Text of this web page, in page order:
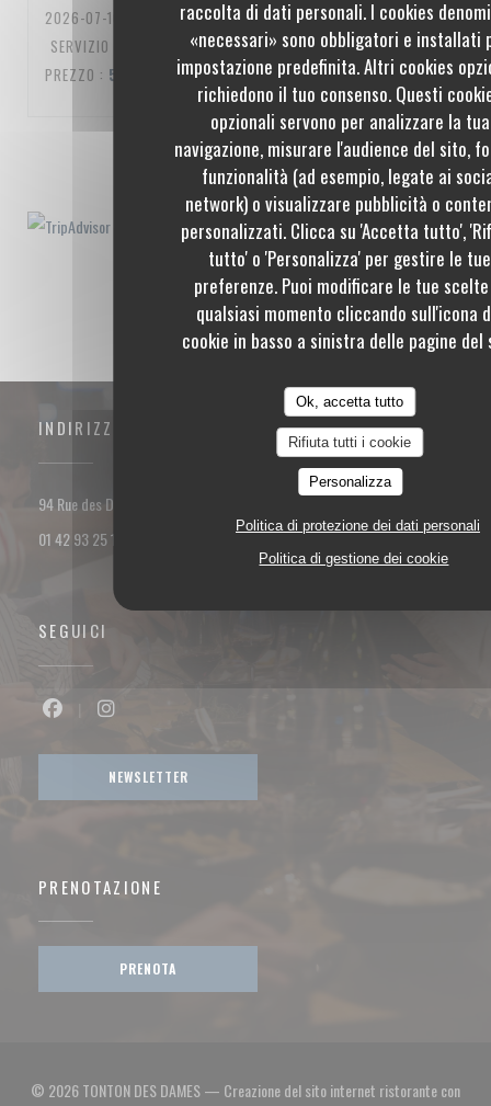
raccolta di dati personali. I cookies
«necessari» sono obbligatori e installati
impostazione predefinita. Altri cookies
richiedono il tuo consenso. Questi
opzionali servono per analizzare la tua
navigazione, misurare l'audience del sito,
funzionalità (ad esempio, legate ai
network) o visualizzare pubblicità o
personalizzati. Clicca su 'Accetta tutto',
tutto' o 'Personalizza' per gestire le tue
preferenze. Puoi modificare le tue
qualsiasi momento cliccando sull'icona
cookie in basso a sinistra delle pagine del
Ok, accetta tutto
Rifiuta tutti i cookie
Personalizza
Politica di protezione dei dati personali
Politica di gestione dei cookie
2026-07-10
- 20:00 - OSPITI 3
SERVIZIO
ATMOSFERA: 5/5 CUCINA: 5/5 QUALITÀ /
PREZZO : 5
1 2 3
INDIRIZZO
94 Rue des Dames 75017 PARIS
((apre una nuova finestra))
01 42 93 25 18
SEGUICI
Facebook ((apre una nuova finestra))
NEWSLETTER
PRENOTAZIONE
PRENOTA
© 2026 TONTON DES DAMES — Creazione del sito internet ristorante con